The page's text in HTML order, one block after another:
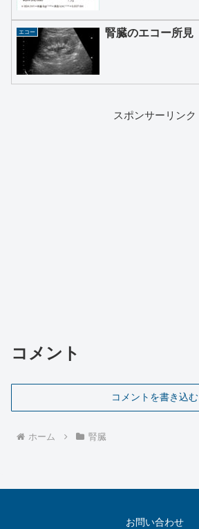
エコー 腎臓のエコー所見
スポンサーリンク
コメント
コメントを書き込む
ホーム 腎臓
お問い合わせ